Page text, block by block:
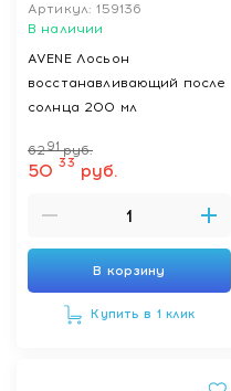
Артикул: 159136
В наличии
AVENE Лосьон
восстанавливающий после
солнца 200 мл
6291 руб.
50 33 руб.
В корзину
Купить в 1 клик